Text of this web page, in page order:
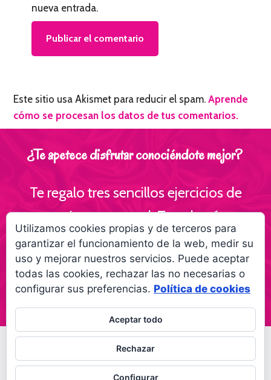
nueva entrada.
Este sitio usa Akismet para reducir el spam.Aprende
cómo se procesan los datos de tus comentarios.
¿Te apetece disfrutar conociéndote mejor?
Te regalo tres sencillos ejercicios de
escritura personal ¡Te volverás
interesante para ti!
Empieza a creer más en ti gracias a la
escritura
© 2026 Palabras a la vidaRegala palabras a tus
seres queridos
Utilizamos cookies propias y de terceros para
garantizar el funcionamiento de la web, medir su
uso y mejorar nuestros servicios. Puede aceptar
todas las cookies, rechazar las no necesarias o
configurar sus preferencias. Política de cookies
Aceptar todo
Rechazar
Configurar